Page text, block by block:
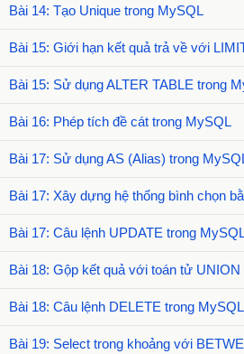
Bài 14: Tạo Unique trong MySQL
Bài 15: Giới hạn kết quả trả về với
Bài 15: Sử dụng ALTER TABLE trong
Bài 16: Phép tích đề cát trong MySQL
Bài 17: Sử dụng AS (Alias) trong
Bài 17: Xây dựng hệ thống bình chọn
Bài 17: Câu lệnh UPDATE trong
Bài 18: Gộp kết quả với toán tử
Bài 18: Câu lệnh DELETE trong MySQL
Bài 19: Select trong khoảng với